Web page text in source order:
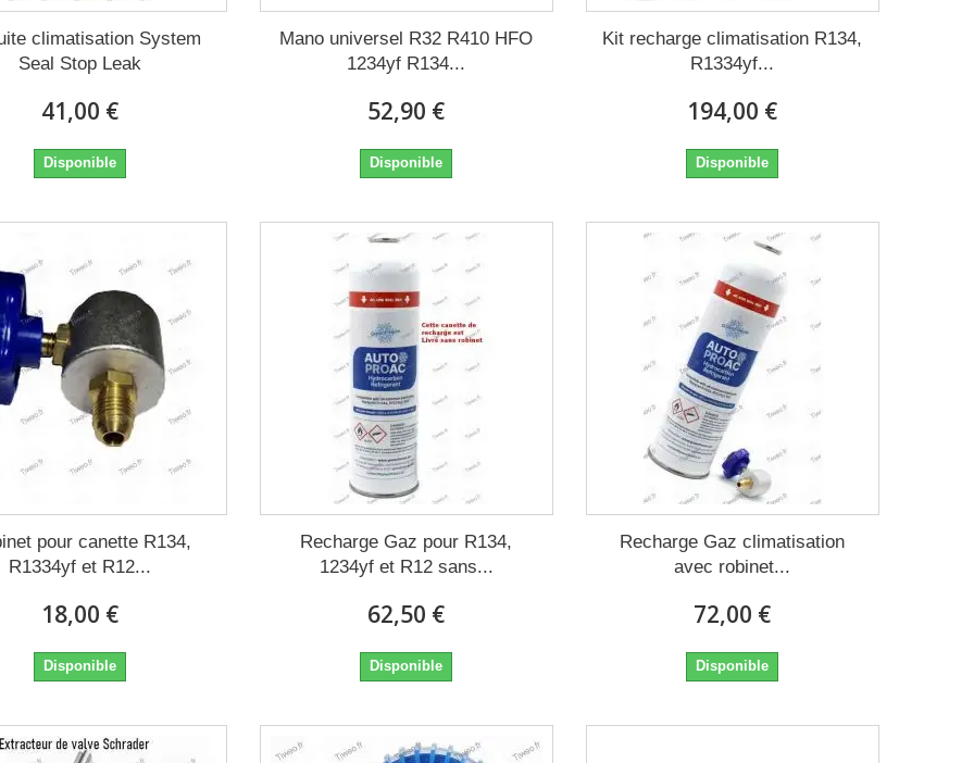
climatisation System
Seal Stop Leak
41,00 €
Disponible
Mano universel R32 R410 HFO
1234yf R134...
52,90 €
Disponible
Kit recharge climatisation R134,
R1334yf...
194,00 €
Disponible
pour canette R134,
R1334yf et R12...
18,00 €
Disponible
Recharge Gaz pour R134,
1234yf et R12 sans...
62,50 €
Disponible
Recharge Gaz climatisation
avec robinet...
72,00 €
Disponible